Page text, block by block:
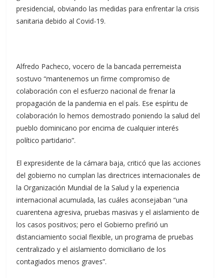
presidencial, obviando las medidas para enfrentar la crisis
sanitaria debido al Covid-19.⁣
Alfredo Pacheco, vocero de la bancada perremeista
sostuvo “mantenemos un firme compromiso de
colaboración con el esfuerzo nacional de frenar la
propagación de la pandemia en el país. Ese espíritu de
colaboración lo hemos demostrado poniendo la salud del
pueblo dominicano por encima de cualquier interés
político partidario”.⁣
El expresidente de la cámara baja, criticó que las acciones
del gobierno no cumplan las directrices internacionales de
la Organización Mundial de la Salud y la experiencia
internacional acumulada, las cuáles aconsejaban “una
cuarentena agresiva, pruebas masivas y el aislamiento de
los casos positivos; pero el Gobierno prefirió un
distanciamiento social flexible, un programa de pruebas
centralizado y el aislamiento domiciliario de los
contagiados menos graves”.